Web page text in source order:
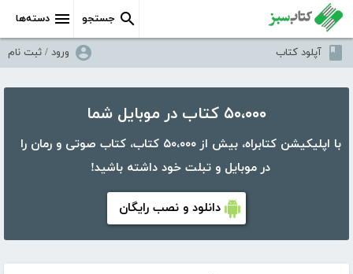
دسته‌ها جستجو
آپلود کتاب ورود / ثبت نام
۵۰،۰۰۰ کتاب در موبایل شما
با اپلیکیشن کتابراه، بیش از ۵۰،۰۰۰ کتاب، کتاب صوتی و رمان را
در موبایل و تبلت خود داشته باشید!
دانلود و نصب رایگان